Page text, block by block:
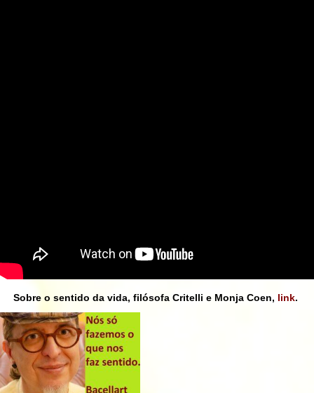
Sobre o sentido da vida, filósofa Critelli e Monja Coen, link.